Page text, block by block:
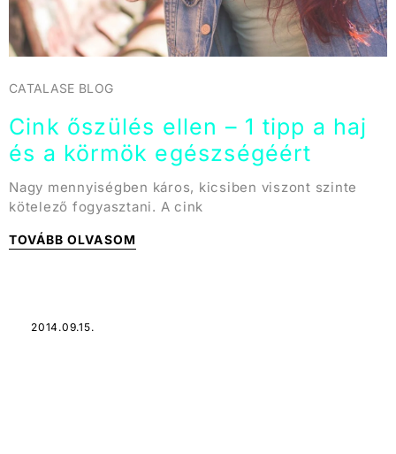
CATALASE BLOG
Cink őszülés ellen – 1 tipp a haj
és a körmök egészségéért
Nagy mennyiségben káros, kicsiben viszont szinte
kötelező fogyasztani. A cink
TOVÁBB OLVASOM
2014.09.15.